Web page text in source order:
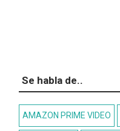
Se habla de..
AMAZON PRIME VIDEO